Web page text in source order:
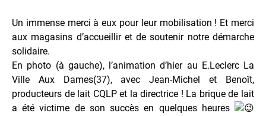
Un immense merci à eux pour leur mobilisation ! Et merci
aux magasins d’accueillir et de soutenir notre démarche
solidaire.
En photo (à gauche), l’animation d’hier au E.Leclerc La
Ville Aux Dames(37), avec Jean-Michel et Benoît,
producteurs de lait CQLP et la directrice ! La brique de lait
a été victime de son succès en quelques heures